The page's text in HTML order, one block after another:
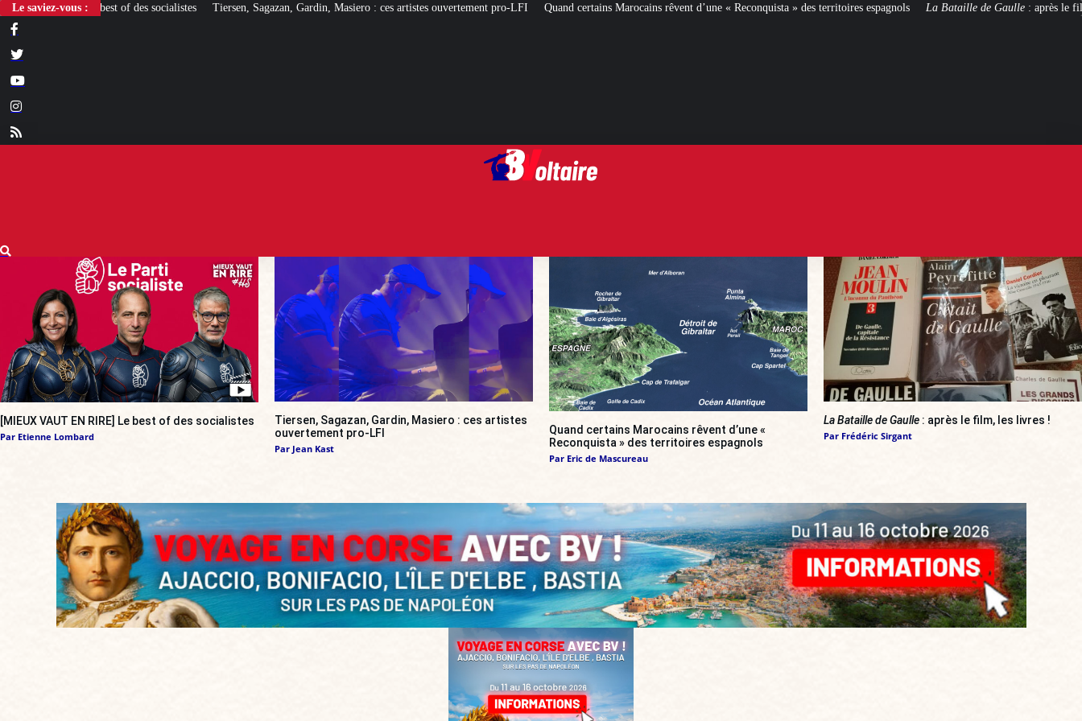
Le saviez-vous :Tiersen, Sagazan, Gardin, Masiero : ces artistes ouvertement pro-LFI Quand certains Marocains rêvent d’une « Reconquista » des territoires espagnols La Bataille de Gaulle: après le film, les livres !
[MIEUX VAUT EN RIRE] Le best of des socialistes
Par Etienne Lombard
Tiersen, Sagazan, Gardin, Masiero : ces artistes
ouvertement pro-LFI
Par Jean Kast
Quand certains Marocains rêvent d’une «
Reconquista » des territoires espagnols
Par Eric de Mascureau
La Bataille de Gaulle : après le film, les livres !
Par Frédéric Sirgant